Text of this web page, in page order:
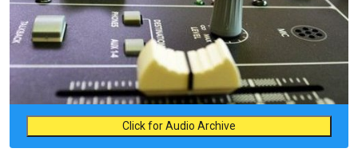
Click for Audio Archive